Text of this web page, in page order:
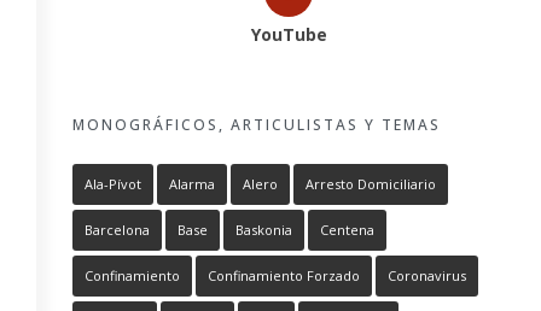
YouTube
MONOGRÁFICOS, ARTICULISTAS Y TEMAS
Ala-Pívot Alarma Alero Arresto Domiciliario
Barcelona Base Baskonia Centena
Confinamiento Confinamiento Forzado Coronavirus